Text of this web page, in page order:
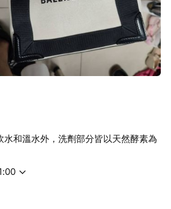
水和溫水外，洗劑部分皆以天然酵素為